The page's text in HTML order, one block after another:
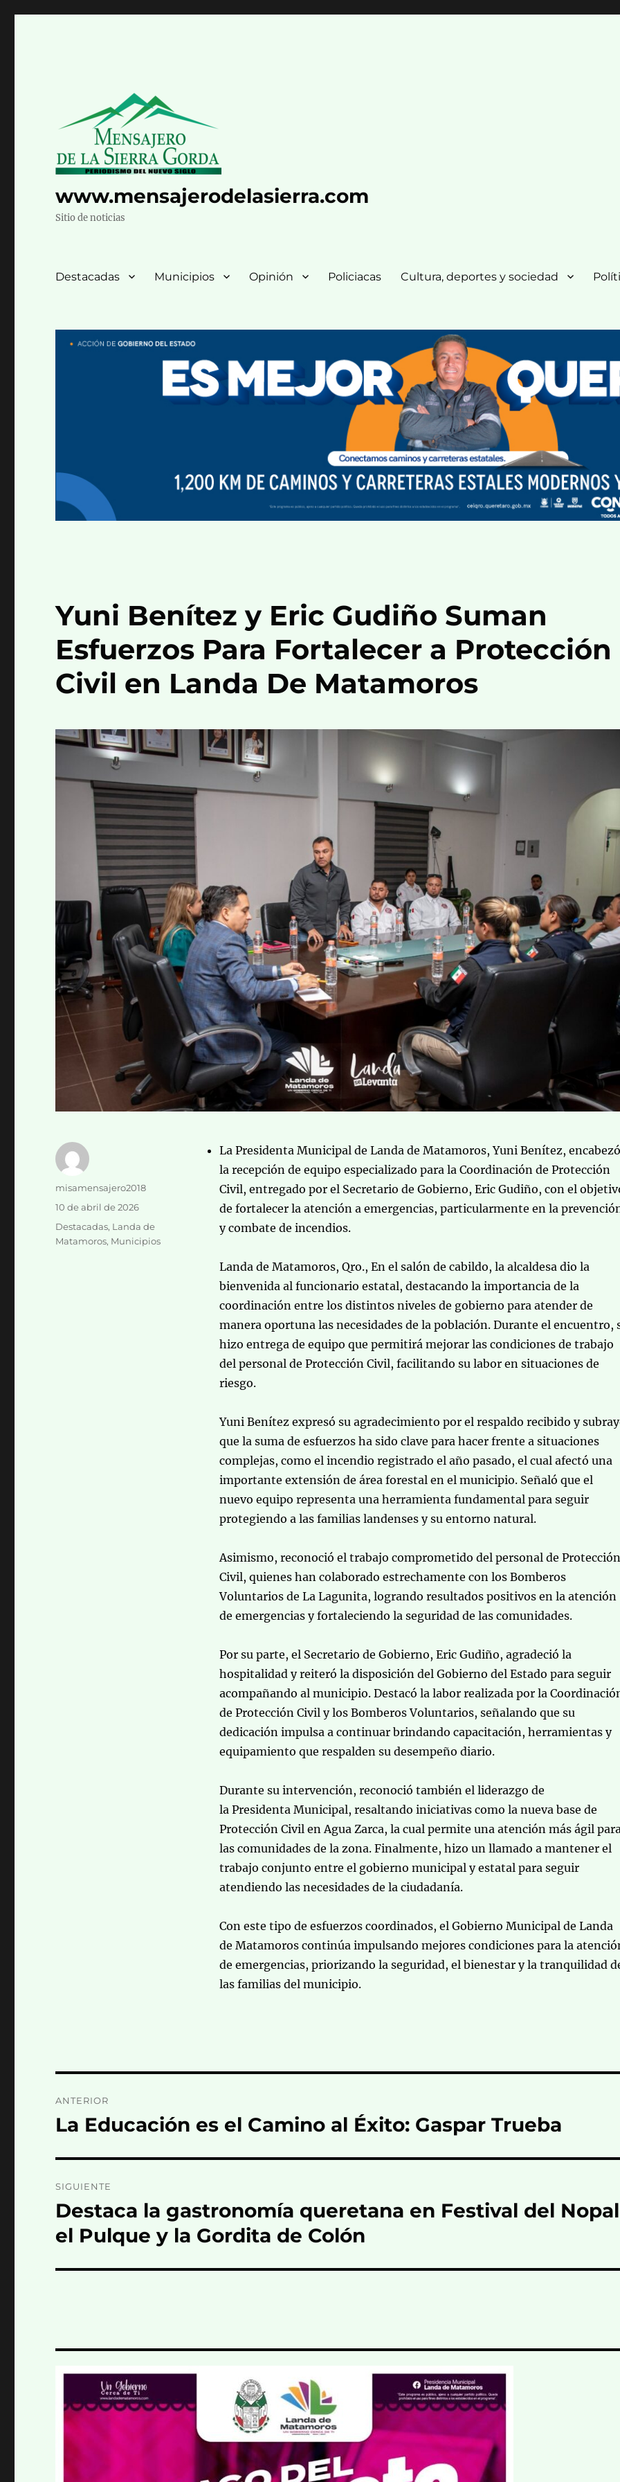
www.mensajerodelasierra.com
Sitio de noticias
Destacadas Municipios Opinión Policiacas Cultura, deportes y sociedad
Yuni Benítez y Eric Gudiño Suman
Esfuerzos Para Fortalecer a Protección
Civil en Landa De Matamoros
La Presidenta Municipal de Landa de Matamoros, Yuni Benítez, encabezó
la recepción de equipo especializado para la Coordinación de Protección
Civil, entregado por el Secretario de Gobierno, Eric Gudiño, con el
de fortalecer la atención a emergencias, particularmente en la
y combate de incendios.
Landa de Matamoros, Qro., En el salón de cabildo, la alcaldesa dio la
bienvenida al funcionario estatal, destacando la importancia de la
coordinación entre los distintos niveles de gobierno para atender de
manera oportuna las necesidades de la población. Durante el encuentro,
hizo entrega de equipo que permitirá mejorar las condiciones de trabajo
del personal de Protección Civil, facilitando su labor en situaciones de
riesgo.
Yuni Benítez expresó su agradecimiento por el respaldo recibido y
que la suma de esfuerzos ha sido clave para hacer frente a situaciones
complejas, como el incendio registrado el año pasado, el cual afectó una
importante extensión de área forestal en el municipio. Señaló que el
nuevo equipo representa una herramienta fundamental para seguir
protegiendo a las familias landenses y su entorno natural.
Asimismo, reconoció el trabajo comprometido del personal de Protección
Civil, quienes han colaborado estrechamente con los Bomberos
Voluntarios de La Lagunita, logrando resultados positivos en la atención
de emergencias y fortaleciendo la seguridad de las comunidades.
Por su parte, el Secretario de Gobierno, Eric Gudiño, agradeció la
hospitalidad y reiteró la disposición del Gobierno del Estado para seguir
acompañando al municipio. Destacó la labor realizada por la
de Protección Civil y los Bomberos Voluntarios, señalando que su
dedicación impulsa a continuar brindando capacitación, herramientas y
equipamiento que respalden su desempeño diario.
Durante su intervención, reconoció también el liderazgo de
la Presidenta Municipal, resaltando iniciativas como la nueva base de
Protección Civil en Agua Zarca, la cual permite una atención más ágil
las comunidades de la zona. Finalmente, hizo un llamado a mantener el
trabajo conjunto entre el gobierno municipal y estatal para seguir
atendiendo las necesidades de la ciudadanía.
Con este tipo de esfuerzos coordinados, el Gobierno Municipal de Landa
de Matamoros continúa impulsando mejores condiciones para la
de emergencias, priorizando la seguridad, el bienestar y la tranquilidad
las familias del municipio.
Autor
misamensajero2018
Publicado
10 de abril de 2026
Categorías
Destacadas, Landa de
Matamoros, Municipios
de
ANTERIOR
Entrada
La Educación es el Camino al Éxito: Gaspar Trueba
SIGUIENTE
Entrada
siguiente:
Destaca la gastronomía queretana en Festival del
el Pulque y la Gordita de Colón